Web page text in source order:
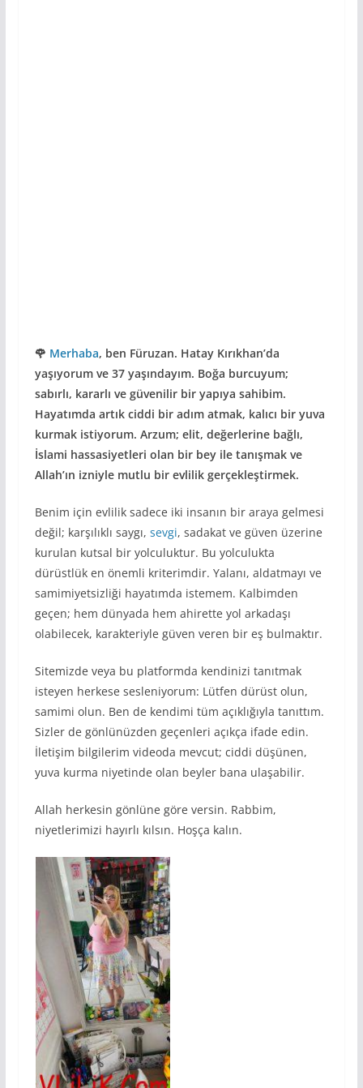
🌹 Merhaba, ben Füruzan. Hatay Kırıkhan’da
yaşıyorum ve 37 yaşındayım. Boğa burcuyum;
sabırlı, kararlı ve güvenilir bir yapıya sahibim.
Hayatımda artık ciddi bir adım atmak, kalıcı bir yuva
kurmak istiyorum. Arzum; elit, değerlerine bağlı,
İslami hassasiyetleri olan bir bey ile tanışmak ve
Allah’ın izniyle mutlu bir evlilik gerçekleştirmek.
Benim için evlilik sadece iki insanın bir araya gelmesi
değil; karşılıklı saygı, sevgi, sadakat ve güven üzerine
kurulan kutsal bir yolculuktur. Bu yolculukta
dürüstlük en önemli kriterimdir. Yalanı, aldatmayı ve
samimiyetsizliği hayatımda istemem. Kalbimden
geçen; hem dünyada hem ahirette yol arkadaşı
olabilecek, karakteriyle güven veren bir eş bulmaktır.
Sitemizde veya bu platformda kendinizi tanıtmak
isteyen herkese sesleniyorum: Lütfen dürüst olun,
samimi olun. Ben de kendimi tüm açıklığıyla tanıttım.
Sizler de gönlünüzden geçenleri açıkça ifade edin.
İletişim bilgilerim videoda mevcut; ciddi düşünen,
yuva kurma niyetinde olan beyler bana ulaşabilir.
Allah herkesin gönlüne göre versin. Rabbim,
niyetlerimizi hayırlı kılsın. Hoşça kalın.